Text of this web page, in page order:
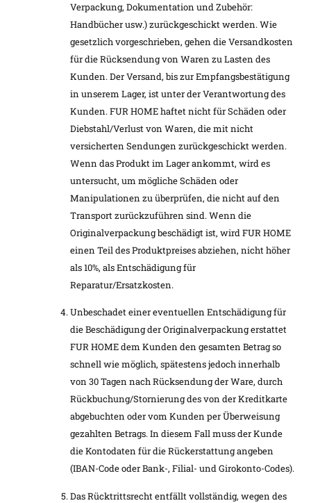
Verpackung, Dokumentation und Zubehör:
Handbücher usw.) zurückgeschickt werden. Wie
gesetzlich vorgeschrieben, gehen die Versandkosten
für die Rücksendung von Waren zu Lasten des
Kunden. Der Versand, bis zur Empfangsbestätigung
in unserem Lager, ist unter der Verantwortung des
Kunden. FUR HOME haftet nicht für Schäden oder
Diebstahl/Verlust von Waren, die mit nicht
versicherten Sendungen zurückgeschickt werden.
Wenn das Produkt im Lager ankommt, wird es
untersucht, um mögliche Schäden oder
Manipulationen zu überprüfen, die nicht auf den
Transport zurückzuführen sind. Wenn die
Originalverpackung beschädigt ist, wird FUR HOME
einen Teil des Produktpreises abziehen, nicht höher
als 10%, als Entschädigung für
Reparatur/Ersatzkosten.
Unbeschadet einer eventuellen Entschädigung für
die Beschädigung der Originalverpackung erstattet
FUR HOME dem Kunden den gesamten Betrag so
schnell wie möglich, spätestens jedoch innerhalb
von 30 Tagen nach Rücksendung der Ware, durch
Rückbuchung/Stornierung des von der Kreditkarte
abgebuchten oder vom Kunden per Überweisung
gezahlten Betrags. In diesem Fall muss der Kunde
die Kontodaten für die Rückerstattung angeben
(IBAN-Code oder Bank-, Filial- und Girokonto-Codes).
Das Rücktrittsrecht entfällt vollständig, wegen des